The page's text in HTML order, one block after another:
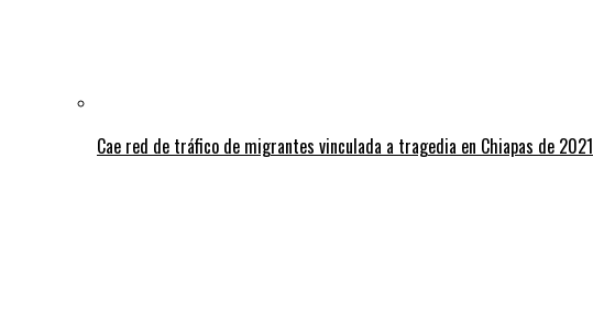
Cae red de tráfico de migrantes vinculada a tragedia en Chiapas de 2021